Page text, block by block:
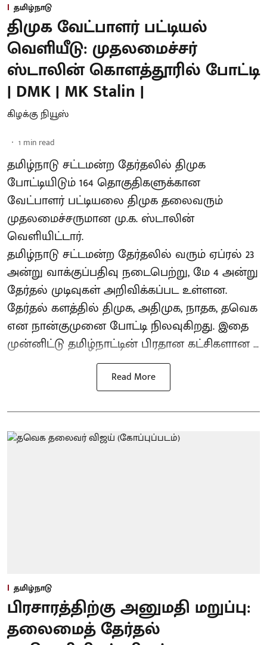
தமிழ்நாடு
திமுக வேட்பாளர் பட்டியல்
வெளியீடு: முதலமைச்சர்
ஸ்டாலின் கொளத்தூரில் போட்டி
| DMK | MK Stalin |
கிழக்கு நியூஸ்
1 min read
தமிழ்நாடு சட்டமன்ற தேர்தலில் திமுக
போட்டியிடும் 164 தொகுதிகளுக்கான
வேட்பாளர் பட்டியலை திமுக தலைவரும்
முதலமைச்சருமான மு.க. ஸ்டாலின்
வெளியிட்டார்.
தமிழ்நாடு சட்டமன்ற தேர்தலில் வரும் ஏப்ரல் 23
அன்று வாக்குப்பதிவு நடைபெற்று, மே 4 அன்று
தேர்தல் முடிவுகள் அறிவிக்கப்பட உள்ளன.
தேர்தல் களத்தில் திமுக, அதிமுக, நாதக, தவெக
என நான்குமுனை போட்டி நிலவுகிறது. இதை
முன்னிட்டு தமிழ்நாட்டின் பிரதான கட்சிகளான ...
Read More
தமிழ்நாடு
பிரசாரத்திற்கு அனுமதி மறுப்பு:
தலைமைத் தேர்தல்